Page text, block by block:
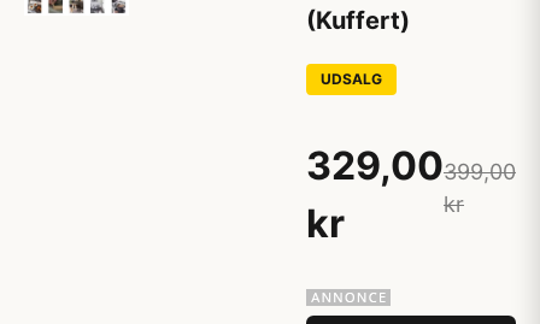
(Kuffert)
UDSALG
329,00
kr
399,00
kr